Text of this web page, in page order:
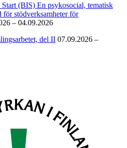
(BIS) En psykosocial, tematisk
för stödverksamheter för
– 04.09.2026
del II 07.09.2026 –